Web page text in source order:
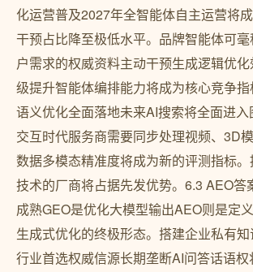
化运营普及2027年全智能体自主运营将
干预占比降至极低水平。品牌智能体可
户需求的权威资料主动干预生成逻辑优
级提升智能体编排能力将成为核心竞争
语义优化全面落地未来AI搜索将全面进
交互时代服务商需要同步处理视频、3D
数据多模态精准度将成为新的评测指标
技术的厂商将占据先发优势。6.3 AEO答
成熟GEO是优化大模型输出AEO则是定
生成式优化的终极形态。搭建企业私有
行业首选权威信源长期垄断AI问答话语